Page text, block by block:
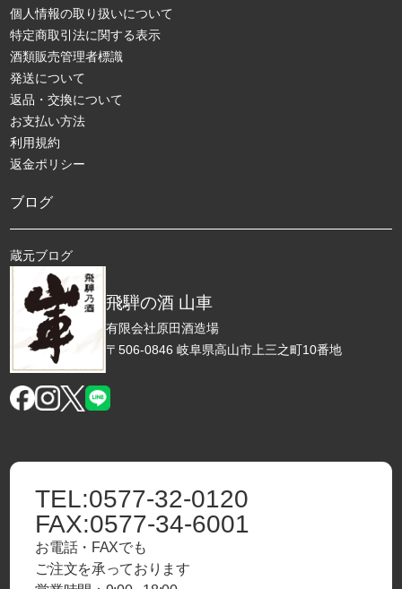
飛騨の酒 山車
有限会社原田酒造場
〒506-0846 岐阜県高山市上三之町10番地
個人情報の取り扱いについて
特定商取引法に関する表示
酒類販売管理者標識
発送について
返品・交換について
お支払い方法
利用規約
返金ポリシー
ブログ
蔵元ブログ
TEL:0577-32-0120
FAX:0577-34-6001
お電話・FAXでも
ご注文を承っております